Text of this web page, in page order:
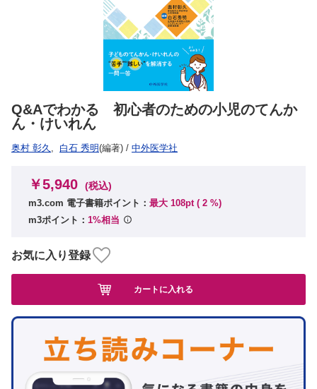
Q&Aでわかる 初心者のための小児のてんか
ん・けいれん
奥村 彰久 , 白石 秀明(編著) / 中外医学社
￥5,940 (税込)
m3.com 電子書籍ポイント： 最大 108pt ( 2 %)
m3ポイント： 1%相当
お気に入り登録
カートに入れる